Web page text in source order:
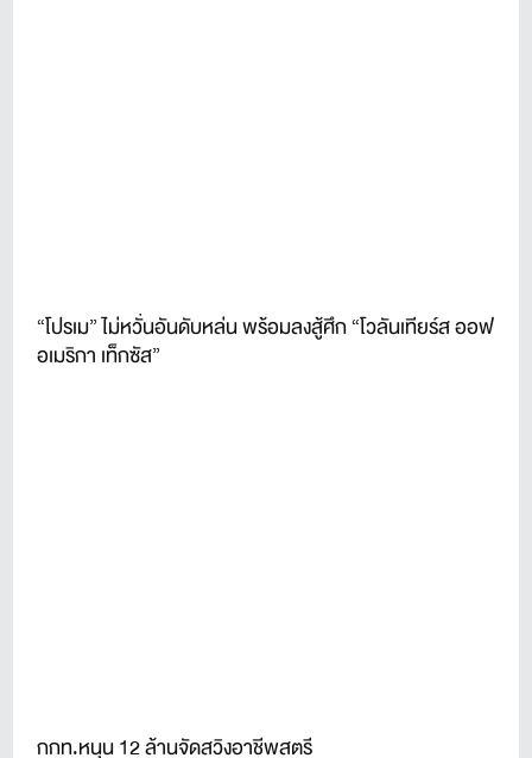
“โปรเม” ไม่หวั่นอันดับหล่น พร้อมลงสู้ศึก “โวลันเทียร์ส ออฟ
อเมริกา เท็กซัส”
กกท.หนุน 12 ล้านจัดสวิงอาชีพสตรี